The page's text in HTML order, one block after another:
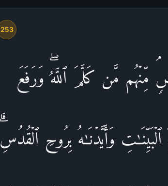
253
مِّنۡهُم مَّن كَلَّمَ ٱللَّهُۖ وَرَفَعَ
وَأَیَّدۡنَـٰهُ بِرُوحِ ٱلۡقُدُسِۗ